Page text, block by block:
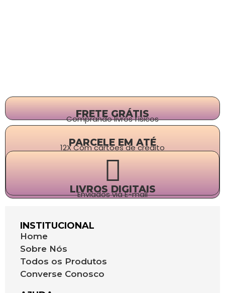
FRETE GRÁTIS
Comprando livros físicos
PARCELE EM ATÉ
12X Com cartões de crédito
LIVROS DIGITAIS
Enviados via E-mail
INSTITUCIONAL
Home
Sobre Nós
Todos os Produtos
Converse Conosco